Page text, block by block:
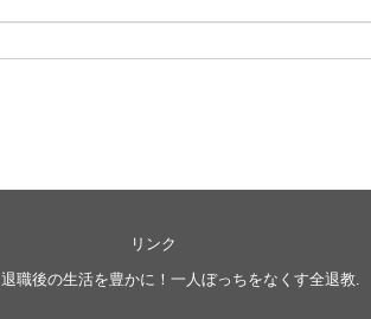
リンク
退職後の生活を豊かに！一人ぼっちをなくす全退教.